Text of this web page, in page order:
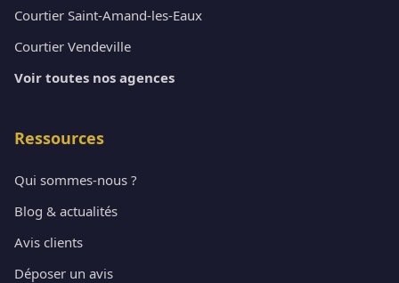
Courtier Saint-Amand-les-Eaux
Courtier Vendeville
Voir toutes nos agences
Ressources
Qui sommes-nous ?
Blog & actualités
Avis clients
Déposer un avis